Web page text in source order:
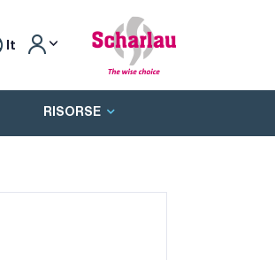
It
RISORSE